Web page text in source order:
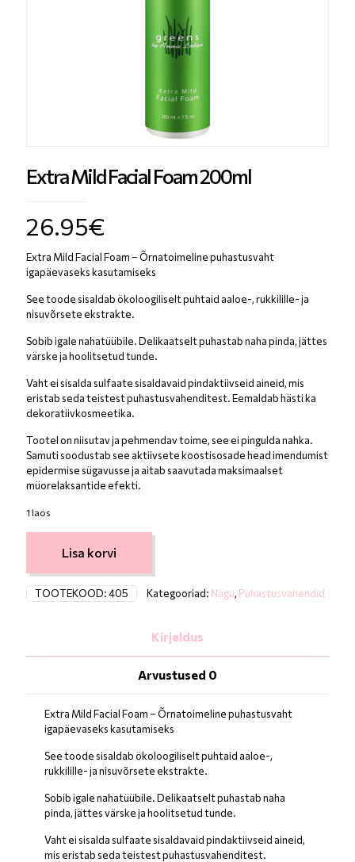
Extra Mild Facial Foam 200ml
26.95€
Extra Mild Facial Foam – Õrnatoimeline puhastusvaht
igapäevaseks kasutamiseks
See toode sisaldab ökoloogiliselt puhtaid aaloe-, rukkilille- ja
nisuvõrsete ekstrakte.
Sobib igale nahatüübile. Delikaatselt puhastab naha pinda, jättes
värske ja hoolitsetud tunde.
Vaht ei sisalda sulfaate sisaldavaid pindaktiivseid aineid, mis
eristab seda teistest puhastusvahenditest. Eemaldab hästi ka
dekoratiivkosmeetika.
Tootel on niisutav ja pehmendav toime, see ei pingulda nahka.
Samuti soodustab see aktiivsete koostisosade head imendumist
epidermise sügavusse ja aitab saavutada maksimaalset
müorelaksantide efekti.
1 laos
Lisa korvi
TOOTEKOOD:405 Kategooriad: Nägu, Puhastusvahendid
Kirjeldus
Arvustused 0
Extra Mild Facial Foam – Õrnatoimeline puhastusvaht
igapäevaseks kasutamiseks
See toode sisaldab ökoloogiliselt puhtaid aaloe-,
rukkilille- ja nisuvõrsete ekstrakte.
Sobib igale nahatüübile. Delikaatselt puhastab naha
pinda, jättes värske ja hoolitsetud tunde.
Vaht ei sisalda sulfaate sisaldavaid pindaktiivseid aineid,
mis eristab seda teistest puhastusvahenditest.